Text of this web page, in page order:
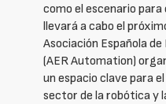
como el escenario
llevará a cabo el
Asociación Española
(AER Automation)
un espacio clave para
sector de la robótica y